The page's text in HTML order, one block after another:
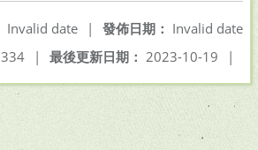
發佈日期： Invalid date
Invalid date
|
最後更新日期： 2023-10-19 |
334 |